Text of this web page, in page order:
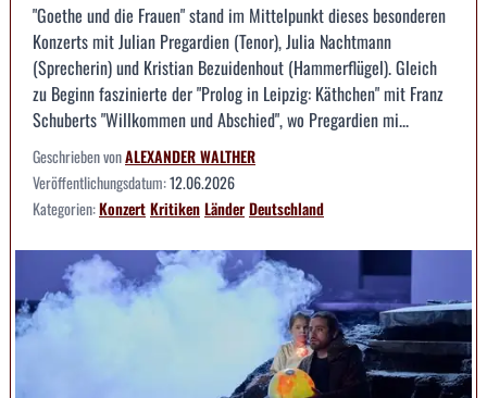
"Goethe und die Frauen" stand im Mittelpunkt dieses besonderen
Konzerts mit Julian Pregardien (Tenor), Julia Nachtmann
(Sprecherin) und Kristian Bezuidenhout (Hammerflügel). Gleich
zu Beginn faszinierte der "Prolog in Leipzig: Käthchen" mit Franz
Schuberts "Willkommen und Abschied", wo Pregardien mi...
Geschrieben vonALEXANDER WALTHER
Veröffentlichungsdatum:12.06.2026
Kategorien:KonzertKritikenLänderDeutschland